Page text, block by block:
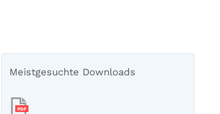
Meistgesuchte Downloads
PDF